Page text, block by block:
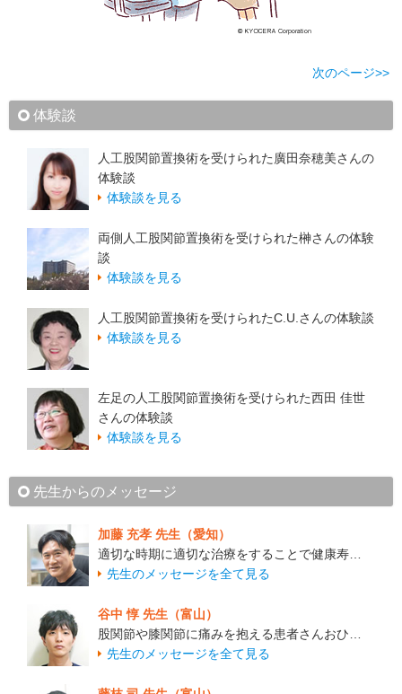
次のページ>>
体験談
人工股関節置換術を受けられた廣田奈穂美さんの
体験談
体験談を見る
両側人工股関節置換術を受けられた榊さんの体験
談
体験談を見る
人工股関節置換術を受けられたC.U.さんの体験談
体験談を見る
左足の人工股関節置換術を受けられた西田 佳世
さんの体験談
体験談を見る
先生からのメッセージ
加藤 充孝 先生（愛知）
適切な時期に適切な治療をすることで健康寿…
先生のメッセージを全て見る
谷中 惇 先生（富山）
股関節や膝関節に痛みを抱える患者さんおひ…
先生のメッセージを全て見る